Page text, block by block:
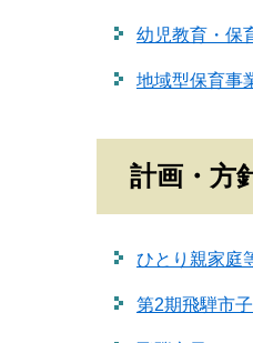
幼児教育・保
地域型保育事
計画・方
ひとり親家庭
第2期飛騨市